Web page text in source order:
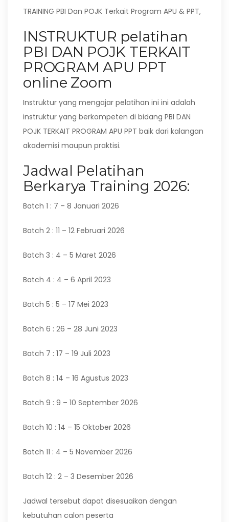
TRAINING PBI Dan POJK Terkait Program APU & PPT,
INSTRUKTUR pelatihan
PBI DAN POJK TERKAIT
PROGRAM APU PPT
online Zoom
Instruktur yang mengajar pelatihan ini ini adalah
instruktur yang berkompeten di bidang PBI DAN
POJK TERKAIT PROGRAM APU PPT baik dari kalangan
akademisi maupun praktisi.
Jadwal Pelatihan
Berkarya Training 2026:
Batch 1 : 7 – 8 Januari 2026
Batch 2 : 11 – 12 Februari 2026
Batch 3 : 4 – 5 Maret 2026
Batch 4 : 4 – 6 April 2023
Batch 5 : 5 – 17 Mei 2023
Batch 6 : 26 – 28 Juni 2023
Batch 7 : 17 – 19 Juli 2023
Batch 8 : 14 – 16 Agustus 2023
Batch 9 : 9 – 10 September 2026
Batch 10 : 14 – 15 Oktober 2026
Batch 11 : 4 – 5 November 2026
Batch 12 : 2 – 3 Desember 2026
Jadwal tersebut dapat disesuaikan dengan
kebutuhan calon peserta